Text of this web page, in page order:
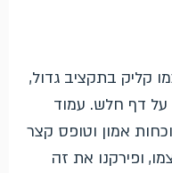
קליק בתקציב גדול,
על דף חלש. עמוד
אמון וטופס קצר
ופירקנו את זה